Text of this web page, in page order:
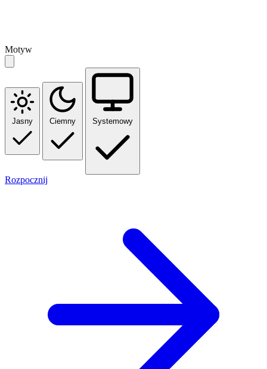
Motyw
Jasny Ciemny Systemowy
Rozpocznij